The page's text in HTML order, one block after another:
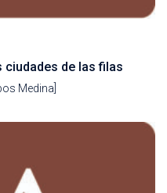
ciudades de las filas
Medina]